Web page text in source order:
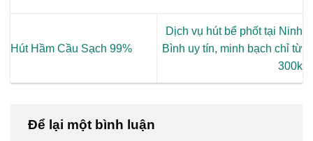
Hút Hầm Cầu Sạch 99%
Dịch vụ hút bể phốt tại Ninh
Bình uy tín, minh bạch chỉ từ
300k
Để lại một bình luận